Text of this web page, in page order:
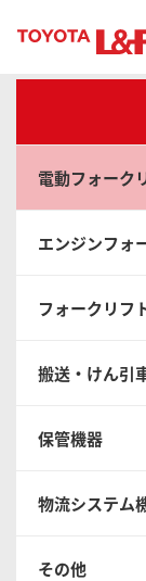
電動フォーク
エンジンフォ
フォークリフ
搬送・けん引
保管機器
物流システム
その他